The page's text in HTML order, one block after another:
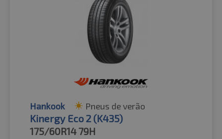
Hankook Pneus de verão
Kinergy Eco 2 (K435)
175/60R14 79H